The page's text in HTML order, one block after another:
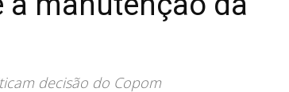
decisão do Copom